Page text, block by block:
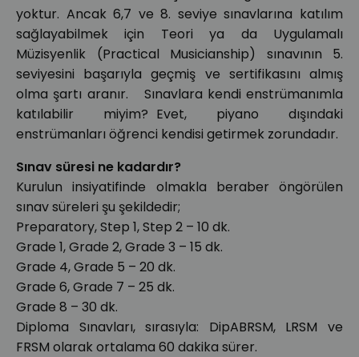
yoktur. Ancak 6,7 ve 8. seviye sınavlarına katılım
sağlayabilmek için Teori ya da Uygulamalı
Müzisyenlik (Practical Musicianship) sınavının 5.
seviyesini başarıyla geçmiş ve sertifikasını almış
olma şartı aranır. Sınavlara kendi enstrümanımla
katılabilir miyim? Evet, piyano dışındaki
enstrümanları öğrenci kendisi getirmek zorundadır.
Sınav süresi ne kadardır?
Kurulun insiyatifinde olmakla beraber öngörülen
sınav süreleri şu şekildedir;
Preparatory, Step 1, Step 2 – 10 dk.
Grade 1, Grade 2, Grade 3 – 15 dk.
Grade 4, Grade 5 – 20 dk.
Grade 6, Grade 7 – 25 dk.
Grade 8 – 30 dk.
Diploma Sınavları, sırasıyla: DipABRSM, LRSM ve
FRSM olarak ortalama 60 dakika sürer.